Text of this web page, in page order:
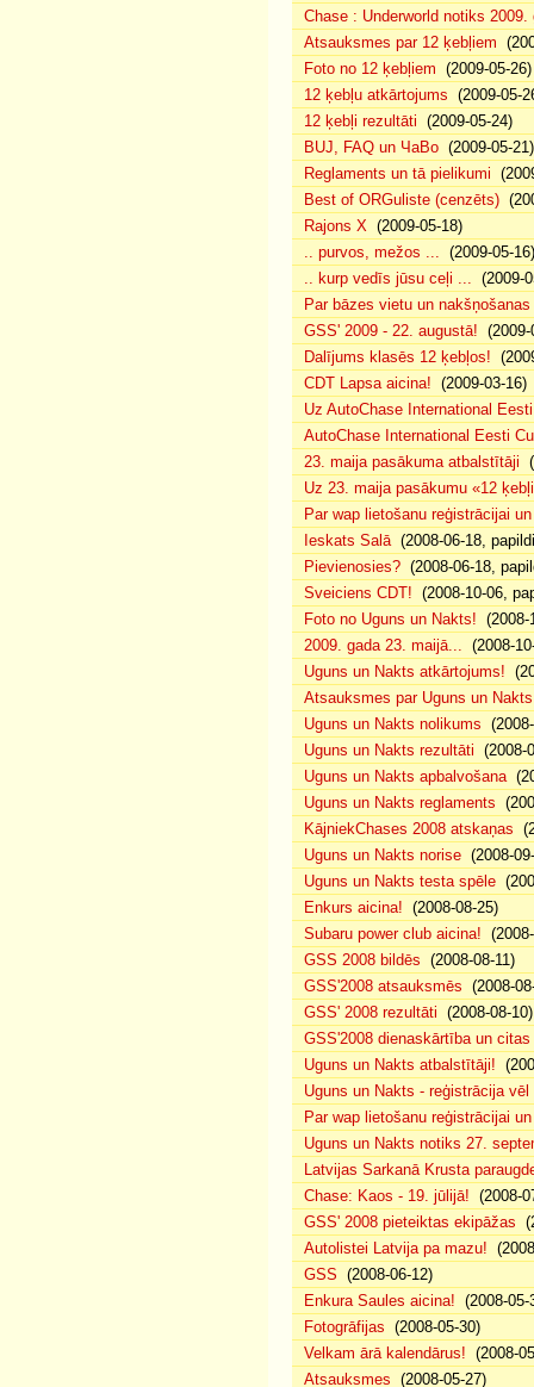
Chase : Underworld notiks 2009.
Atsauksmes par 12 ķebļiem
Foto no 12 ķebļiem (2009-05-26)
12 ķebļu atkārtojums (2009-05-
12 ķebļi rezultāti (2009-05-24)
BUJ, FAQ un ЧаВо (2009-05-21)
Reglaments un tā pielikumi
Best of ORGuliste (cenzēts)
Rajons X (2009-05-18)
.. purvos, mežos ... (2009-05-16)
.. kurp vedīs jūsu ceļi ... (2009-
Par bāzes vietu un
GSS' 2009 - 22. augustā! (2009-
Dalījums klasēs 12 ķebļos!
CDT Lapsa aicina! (2009-03-16)
Uz AutoChase International
AutoChase International Eesti
23. maija pasākuma atbalstītāji
Uz 23. maija pasākumu «12
Par wap lietošanu reģistrācijai
Ieskats Salā(2008-06-18,
Pievienosies? (2008-06-18,
Sveiciens CDT! (2008-10-06,
Foto no Uguns un Nakts! (2008-
2009. gada 23. maijā... (2008-
Uguns un Nakts atkārtojums!
Atsauksmes par Uguns un Nakts
Uguns un Nakts nolikums
Uguns un Nakts rezultāti (2008-
Uguns un Nakts apbalvošana
Uguns un Nakts reglaments
KājniekChases 2008 atskaņas
Uguns un Nakts norise (2008-
Uguns un Nakts testa spēle
Enkurs aicina! (2008-08-25)
Subaru power club aicina!
GSS 2008 bildēs (2008-08-11)
GSS'2008 atsauksmēs (2008-
GSS' 2008 rezultāti (2008-08-10)
GSS'2008 dienaskārtība un
Uguns un Nakts atbalstītāji!
Uguns un Nakts - reģistrācija
Par wap lietošanu reģistrācijai
Uguns un Nakts notiks 27.
Latvijas Sarkanā Krusta
Chase: Kaos - 19. jūlijā! (2008-
GSS' 2008 pieteiktas ekipāžas
Autolistei Latvija pa mazu!
GSS (2008-06-12)
Enkura Saules aicina! (2008-05-
Fotogrāfijas (2008-05-30)
Velkam ārā kalendārus! (2008-
Atsauksmes (2008-05-27)